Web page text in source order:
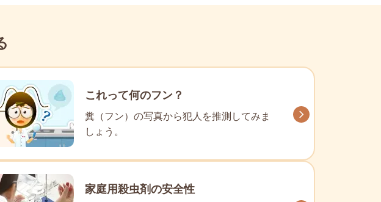
これって何のフン？
糞（フン）の写真から犯人を推測してみま
しょう。
家庭用殺虫剤の安全性